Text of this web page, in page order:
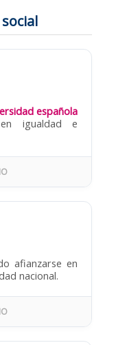
española
igualdad e
afianzarse en
nacional.